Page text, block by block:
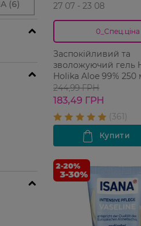
27 07 - 23 08
0_Спец.ціна
Заспокійливий та
зволожуючий гель
Holika Aloe 99% 250
244,99 ГРН
183,49 ГРН